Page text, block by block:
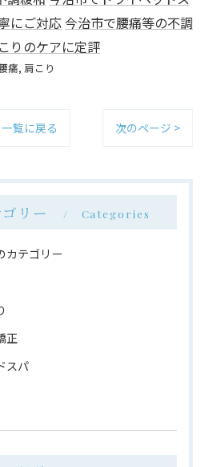
にご対応今治市で腰痛等の不調
りのケアに定評
痛 肩こり
一覧に戻る 次のページ >
リー Categories
カテゴリー
正
スパ